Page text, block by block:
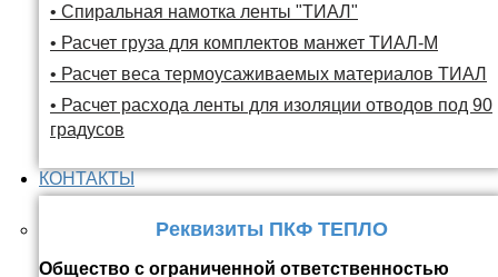
• Спиральная намотка ленты "ТИАЛ"
• Расчет груза для комплектов манжет ТИАЛ-М
• Расчет веса термоусаживаемых материалов ТИАЛ
• Расчет расхода ленты для изоляции отводов под 90
градусов
КОНТАКТЫ
Реквизиты ПКФ ТЕПЛО
Общество с ограниченной ответственностью